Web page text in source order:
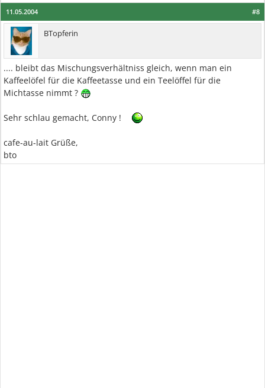
#8
11.05.2004
BTopferin
.... bleibt das Mischungsverhältniss gleich, wenn man ein
Kaffeelöfel für die Kaffeetasse und ein Teelöffel für die
Michtasse nimmt ?
Sehr schlau gemacht, Conny !
cafe-au-lait Grüße,
bto